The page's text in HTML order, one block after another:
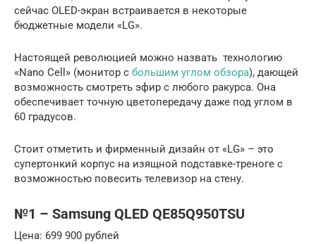
сейчас OLED-экран встраивается в некоторые
бюджетные модели «LG».
Настоящей революцией можно назвать технологию
«Nano Сell» (монитор с большим углом обзора), дающей
возможность смотреть эфир с любого ракурса. Она
обеспечивает точную цветопередачу даже под углом в
60 градусов.
Стоит отметить и фирменный дизайн от «LG» – это
супертонкий корпус на изящной подставке-треноге с
возможностью повесить телевизор на стену.
№1 – Samsung QLED QE85Q950TSU
Цена: 699 900 рублей